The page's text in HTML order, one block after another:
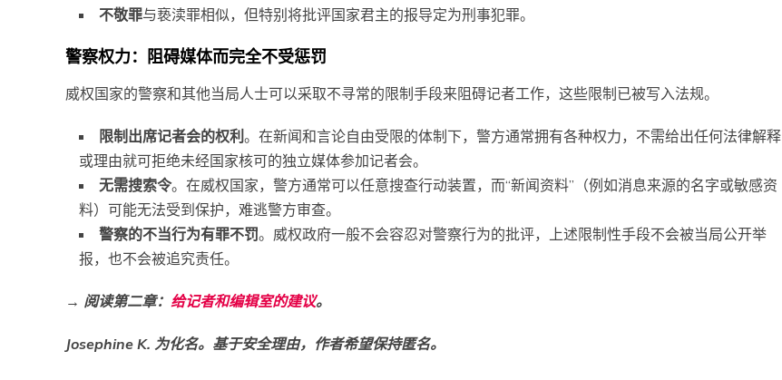
不敬罪与亵渎罪相似，但特别将批评国家君主的报导定为刑事犯罪。
警察权力：阻碍媒体而完全不受惩罚
威权国家的警察和其他当局人士可以采取不寻常的限制手段来阻碍记者工作，这些限制已被写入法规。
限制出席记者会的权利 。在新闻和言论自由受限的体制下，警方通常拥有各种权力，不需给出任何法律解释
或理由就可拒绝未经国家核可的独立媒体参加记者会。
无需搜索令。在威权国家，警方通常可以任意搜查行动装置，而“新闻资料”（例如消息来源的名字或敏感资
料）可能无法受到保护，难逃警方审查。
警察的不当行为有罪不罚。威权政府一般不会容忍对警察行为的批评，上述限制性手段不会被当局公开举
报，也不会被追究责任。
→ 阅读第二章： 给记者和编辑室的建议。
Josephine K. 为化名。基于安全理由，作者希望保持匿名。